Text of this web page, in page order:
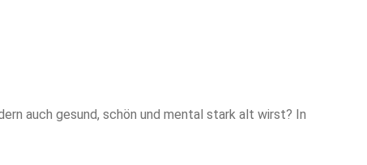
auch gesund, schön und mental stark alt wirst? In